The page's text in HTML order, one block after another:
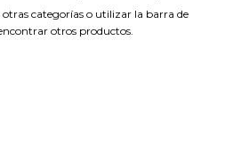
categorías o utilizar la barra de
otros productos.